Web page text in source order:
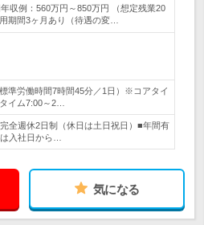
収例：560万円～850万円 （想定残業20
期間3ヶ月あり（待遇の変…
準労働時間7時間45分／1日）※コアタイ
イム7:00～2…
全週休2日制（休日は土日祝日）■年間有
入社日から…
気になる